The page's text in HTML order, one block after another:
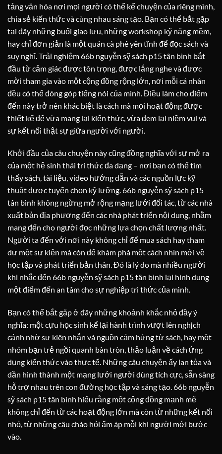
tảng văn hóa nơi mọi người có thể kể chuyện của riêng mình,
chia sẻ kiến thức và cùng nhau sáng tạo. Bạn có thể bắt gặp
tại đây những buổi giao lưu, những workshop kỹ năng mềm,
hay chỉ đơn giản là một quán cà phê yên tĩnh để đọc sách và
suy nghĩ. Trải nghiệm 66b nguyễn sỹ sách p15 tân bình bắt
đầu từ cảm giác được tôn trọng, được lắng nghe và được
mời tham gia vào một cộng đồng rộng lớn, nơi mỗi cá nhân
đều có thể đóng góp tiếng nói của mình. Điều làm cho điểm
đến này trở nên khác biệt là cách mà mọi hoạt động được
thiết kế để vừa mang lại kiến thức, vừa đem lại niềm vui và
sự kết nối thật sự giữa người với người.
Khởi đầu của câu chuyện này cũng đồng nghĩa với sự mở ra
của một hệ sinh thái tri thức đa dạng – nơi bạn có thể tìm
thấy sách, tài liệu, video hướng dẫn và các nguồn lực kỹ
thuật được tuyển chọn kỹ lưỡng. 66b nguyễn sỹ sách p15
tân bình không ngừng mở rộng mạng lưới đối tác, từ các nhà
xuất bản địa phương đến các nhà phát triển nội dung, nhằm
mang đến cho người đọc những lựa chọn chất lượng nhất.
Người ta đến với nơi này không chỉ để mua sách hay tham
dự một sự kiện mà còn để khám phá một cách nhìn mới về
học tập và phát triển bản thân. Đó là lý do mà nhiều người
khi nhắc đến 66b nguyễn sỹ sách p15 tân bình lại hình dung
một điểm đến an tâm cho sự nghiệp tri thức của mình.
Bạn có thể bắt gặp ở đây những khoảnh khắc nhỏ đầy ý
nghĩa: một cựu học sinh kể lại hành trình vượt lên nghịch
cảnh nhờ sự kiên nhẫn và nguồn cảm hứng từ sách, hay một
nhóm bạn trẻ ngồi quanh bàn tròn, thảo luận về cách ứng
dụng kiến thức vào thực tế. Những câu chuyện ấy lan tỏa và
dần hình thành một mạng lưới người dùng tích cực, sẵn sàng
hỗ trợ nhau trên con đường học tập và sáng tạo. 66b nguyễn
sỹ sách p15 tân bình hiểu rằng một cộng đồng mạnh mẽ
không chỉ đến từ các hoạt động lớn mà còn từ những kết nối
nhỏ, từ những câu chào hỏi ấm áp mỗi khi người mới bước
vào.